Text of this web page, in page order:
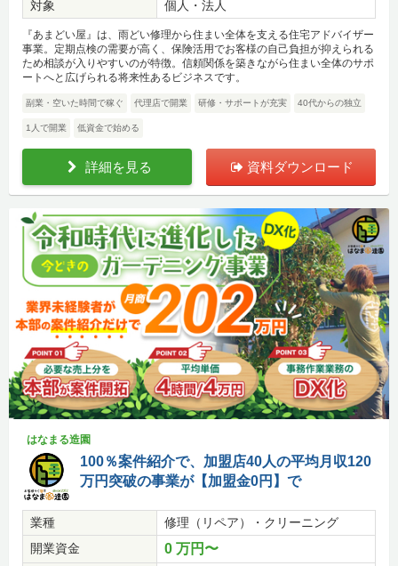
対象 個人・法人
『あまどい屋』は、雨どい修理から住まい全体を支える住宅アドバイザー
事業。定期点検の需要が高く、保険活用でお客様の自己負担が抑えられる
ため相談が入りやすいのが特徴。信頼関係を築きながら住まい全体のサポ
ートへと広げられる将来性あるビジネスです。
副業・空いた時間で稼ぐ 代理店で開業 研修・サポートが充実 40代からの独立
1人で開業 低資金で始める
詳細を見る 資料ダウンロード
はなまる造園
100％案件紹介で、加盟店40人の平均月収120
万円突破の事業が【加盟金0円】で
業種
修理（リペア）・クリーニング
開業資金
0 万円〜